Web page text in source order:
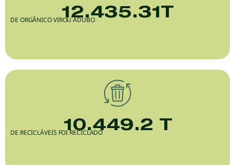
12.435.31T
DE ORGÂNICO VIROU ADUBO
10.449.2 T
DE RECICLÁVEIS FOI RECICLADO